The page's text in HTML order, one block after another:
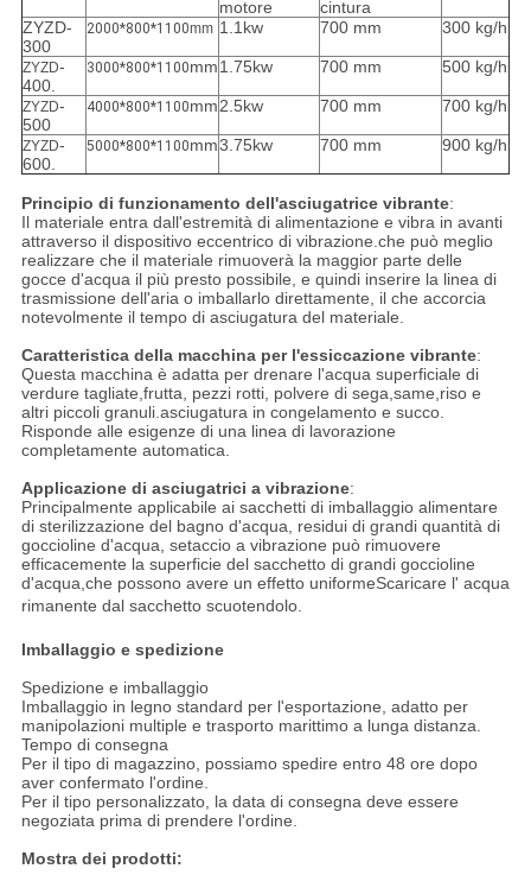
motore
cintura
ZYZD-
300
2000*800*1100mm 1.1kw 700 mm 300 kg/h
ZYZD-
400.
3000*800*1100mm1.75kw 700 mm 500 kg/h
ZYZD-
500
4000*800*1100mm2.5kw 700 mm 700 kg/h
ZYZD-
600.
5000*800*1100mm3.75kw 700 mm 900 kg/h
Principio di funzionamento dell'asciugatrice vibrante:
Il materiale entra dall'estremità di alimentazione e vibra in avanti
attraverso il dispositivo eccentrico di vibrazione.che può meglio
realizzare che il materiale rimuoverà la maggior parte delle
gocce d'acqua il più presto possibile, e quindi inserire la linea di
trasmissione dell'aria o imballarlo direttamente, il che accorcia
notevolmente il tempo di asciugatura del materiale.
Caratteristica della macchina per l'essiccazione vibrante:
Questa macchina è adatta per drenare l'acqua superficiale di
verdure tagliate,frutta, pezzi rotti, polvere di sega,same,riso e
altri piccoli granuli.asciugatura in congelamento e succo.
Risponde alle esigenze di una linea di lavorazione
completamente automatica.
Applicazione di asciugatrici a vibrazione:
Principalmente applicabile ai sacchetti di imballaggio alimentare
di sterilizzazione del bagno d'acqua, residui di grandi quantità di
goccioline d'acqua, setaccio a vibrazione può rimuovere
efficacemente la superficie del sacchetto di grandi goccioline
d'acqua,che possono avere un effetto uniformeScaricare l' acqua
rimanente dal sacchetto scuotendolo.
Imballaggio e spedizione
Spedizione e imballaggio
Imballaggio in legno standard per l'esportazione, adatto per
manipolazioni multiple e trasporto marittimo a lunga distanza.
Tempo di consegna
Per il tipo di magazzino, possiamo spedire entro 48 ore dopo
aver confermato l'ordine.
Per il tipo personalizzato, la data di consegna deve essere
negoziata prima di prendere l'ordine.
Mostra dei prodotti: